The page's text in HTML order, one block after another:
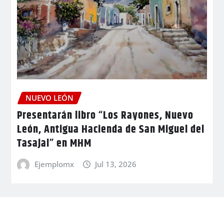
NUEVO LEÓN
Presentarán libro “Los Rayones, Nuevo
León, Antigua Hacienda de San Miguel del
Tasajal” en MHM
Ejemplomx Jul 13, 2026